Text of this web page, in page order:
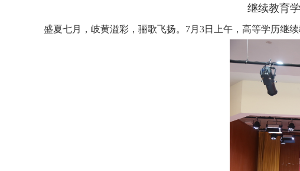
继续教育
盛夏七月，岐黄溢彩，骊歌飞扬。 7月 3日上午，高等学历继